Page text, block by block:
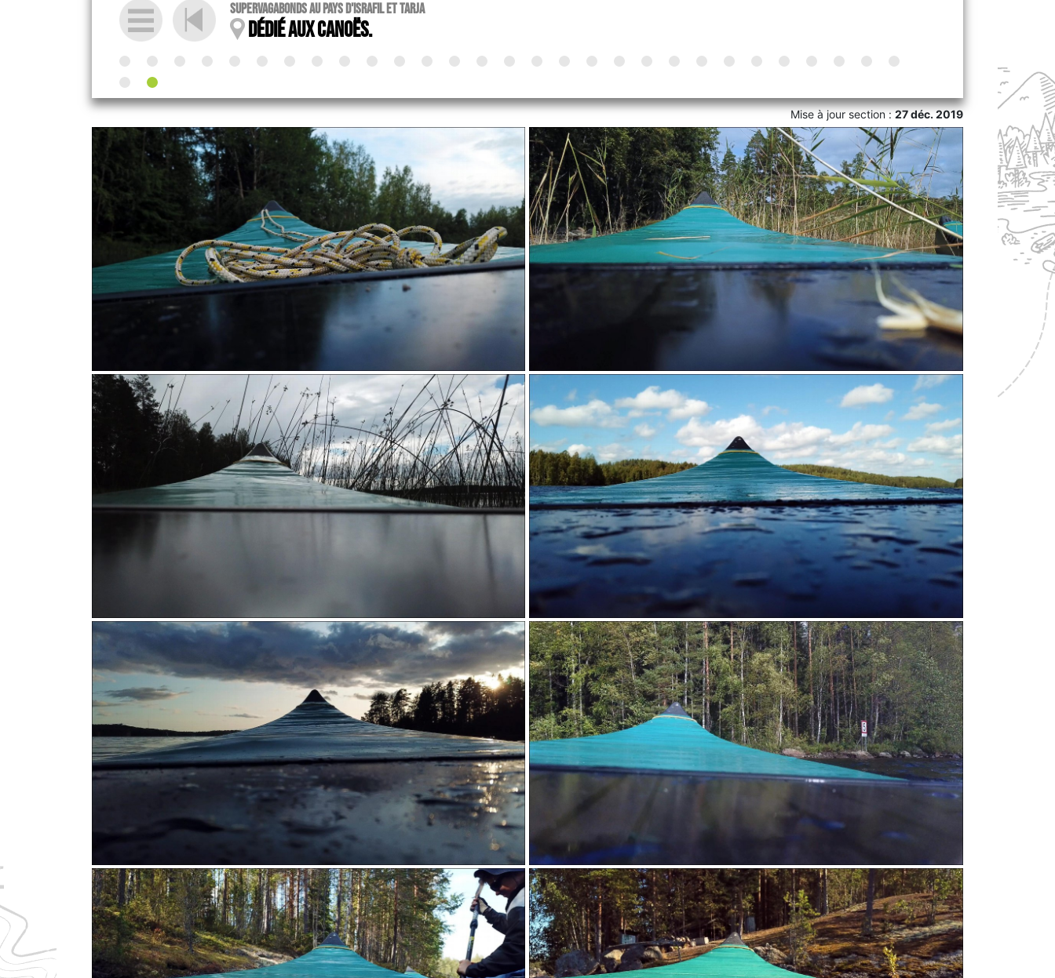
SupervagabondS au pays d'Israfil et Tarja
Dédié aux canoës.
Mise à jour section :27 déc. 2019